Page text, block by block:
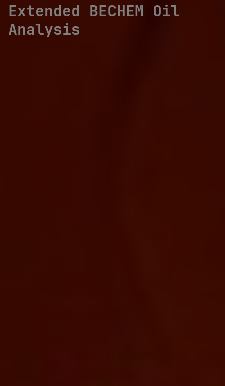
Extended BECHEM Oil
Analysis